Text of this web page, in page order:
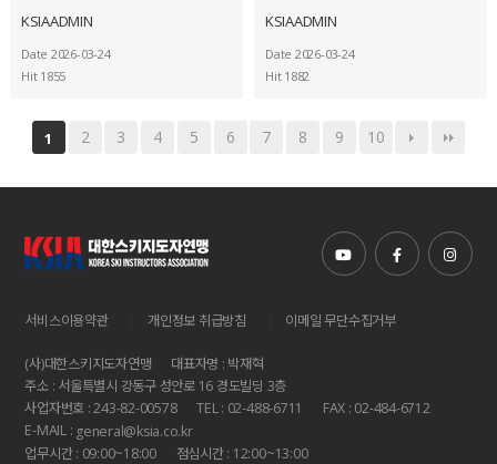
KSIAADMIN
Date 2026-03-24
Hit 1855
KSIAADMIN
Date 2026-03-24
Hit 1882
1 2 3 4 5 6 7 8 9 10
서비스이용약관 개인정보 취급방침 이메일 무단수집거부
(사)대한스키지도자연맹
대표자명 : 박재혁
주소 : 서울특별시 강동구 성안로 16 경도빌딩 3층
사업자번호 : 243-82-00578
TEL : 02-488-6711
FAX : 02-484-6712
E-MAIL : general@ksia.co.kr
업무시간 : 09:00~18:00
점심시간 : 12:00~13:00